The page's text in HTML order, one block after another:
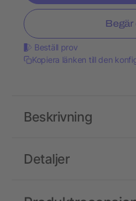
Begär
Beställ prov
Kopiera länken till den
Detaljer
Beskrivning